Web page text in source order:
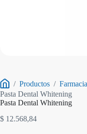
Inicio
/ Productos / Farmacia
Pasta Dental Whitening
Pasta Dental Whitening
$ 12.568,84